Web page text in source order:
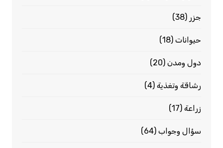
جزر (38)
حيوانات(18)
دول ومدن(20)
رشاقة وتغذية(4)
زراعة(17)
سؤال وجواب(64)